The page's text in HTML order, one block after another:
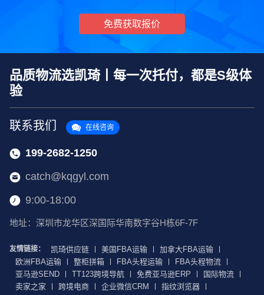
免费获取报价
品质物流选凯琦丨每一次托付，都是S级体
验
联系我们 在线咨询
199-2682-1250
catch@kqgyl.com
9:00-18:00
地址：深圳市龙华区深国际华南数字谷H栋6F-7F
友情链接： 凯琦供应链 美国FBA运输
加拿大FBA运输
欧洲FBA运输
整柜拼箱 FBA头程运输
FBA头程物流
亚马逊SEND
TT123跨境导航 免费亚马逊ERP
国际物流
卖家之家
跨境电商 企业微信CRM 指纹浏览器